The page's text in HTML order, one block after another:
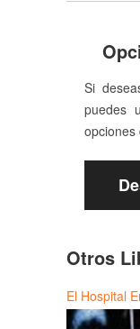
Si
puedes
opciones
Otros
El Hospital